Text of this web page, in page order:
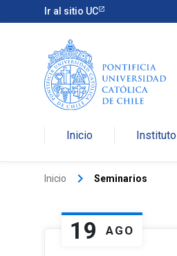
Ir al sitio UC
Inicio Instituto
Inicio keyboard_arrow_right Seminarios
19 AGO